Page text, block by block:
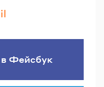
в Фейсбук